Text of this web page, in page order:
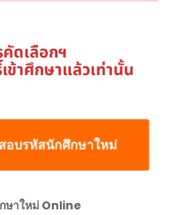
ดเลือกฯ
ข้าศึกษาแล้วเท่านั้น
อบรหัสนักศึกษาใหม่
ษาใหม่ Online